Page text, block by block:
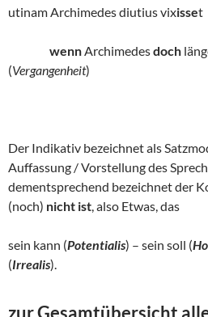
utinam Archimedes diutius vixisset
wennArchimedesdoch
(Vergangenheit)
Der Indikativ bezeichnet als
Auffassung / Vorstellung des
dementsprechend bezeichnet der
(noch) nicht ist, also Etwas, das
sein kann (Potentialis) – sein soll (
(Irrealis).
zur Gesamtübersicht